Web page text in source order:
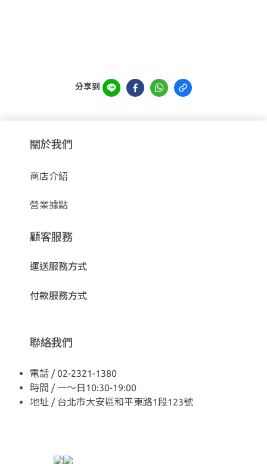
分享到
關於我們
商店介紹
營業據點
顧客服務
運送服務方式
付款服務方式
聯絡我們
電話 / 02-2321-1380
時間 / 一～日10:30-19:00
地址 / 台北市大安區和平東路1段123號